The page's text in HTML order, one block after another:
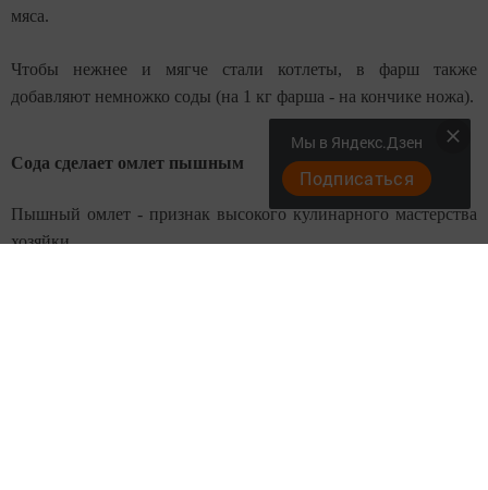
мяса.
Чтобы нежнее и мягче стали котлеты, в фарш также
добавляют немножко соды (на 1 кг фарша - на кончике ножа).
Сода сделает омлет пышным
Пышный омлет - признак высокого кулинарного мастерства
хозяйки.
Мы в Яндекс.Дзен
Подписаться